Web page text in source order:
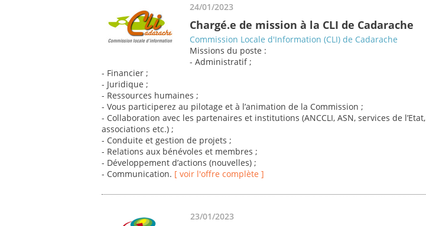
24/01/2023
Chargé.e de mission à la CLI de Cadarache
Commission Locale d'Information (CLI) de Cadarache
Missions du poste :
- Administratif ;
- Financier ;
- Juridique ;
- Ressources humaines ;
- Vous participerez au pilotage et à l’animation de la Commission ;
- Collaboration avec les partenaires et institutions (ANCCLI, ASN, services de l’Etat,
associations etc.) ;
- Conduite et gestion de projets ;
- Relations aux bénévoles et membres ;
- Développement d’actions (nouvelles) ;
- Communication. [ voir l'offre complète ]
23/01/2023